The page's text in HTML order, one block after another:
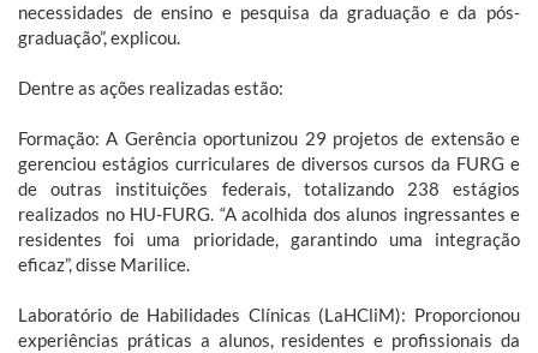
necessidades de ensino e pesquisa da graduação e da pós-
graduação”, explicou.
Dentre as ações realizadas estão:
Formação: A Gerência oportunizou 29 projetos de extensão e
gerenciou estágios curriculares de diversos cursos da FURG e
de outras instituições federais, totalizando 238 estágios
realizados no HU-FURG. “A acolhida dos alunos ingressantes e
residentes foi uma prioridade, garantindo uma integração
eficaz”, disse Marilice.
Laboratório de Habilidades Clínicas (LaHCliM): Proporcionou
experiências práticas a alunos, residentes e profissionais da